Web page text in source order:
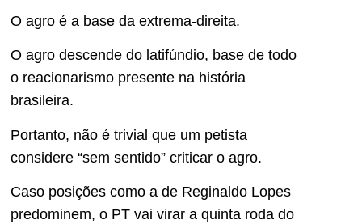
O agro é a base da extrema-direita.
O agro descende do latifúndio, base de todo
o reacionarismo presente na história
brasileira.
Portanto, não é trivial que um petista
considere “sem sentido” criticar o agro.
Caso posições como a de Reginaldo Lopes
predominem, o PT vai virar a quinta roda do